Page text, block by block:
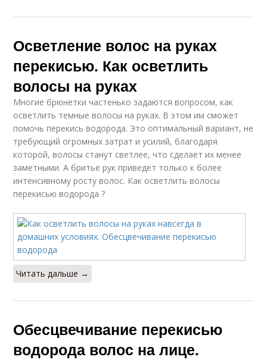
Осветление волос на руках
перекисью. Как осветлить
волосы на руках
Многие брюнетки частенько задаются вопросом, как
осветлить темные волосы на руках. В этом им сможет
помочь перекись водорода. Это оптимальный вариант, не
требующий огромных затрат и усилий, благодаря
которой, волосы станут светлее, что сделает их менее
заметными. А бритье рук приведет только к более
интенсивному росту волос. Как осветлить волосы
перекисью водорода ?
Читать дальше →
Обесцвечивание перекисью
водорода волос на лице.